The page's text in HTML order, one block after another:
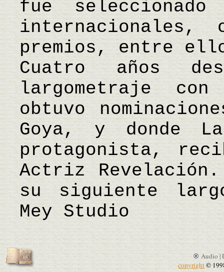
fue
internacionales,
premios, entre
Cuatro años
largometraje
obtuvo
Goya, y donde
protagonista,
Actriz
su siguiente
Mey Studio
Audio |
copyright©